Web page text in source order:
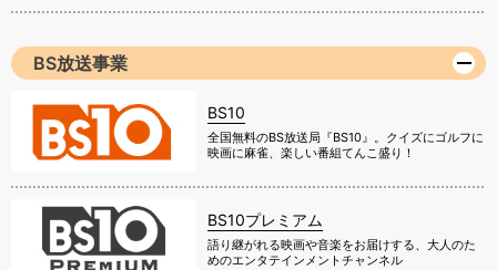
BS放送事業
BS10
全国無料のBS放送局『BS10』。クイズにゴルフに
映画に麻雀、楽しい番組てんこ盛り！
BS10プレミアム
語り継がれる映画や音楽をお届けする、大人のた
めのエンタテインメントチャンネル